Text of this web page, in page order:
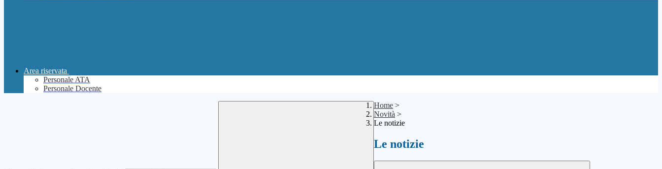
Area riservata
Personale ATA
Personale Docente
Home >
Novità >
Le notizie
Le notizie